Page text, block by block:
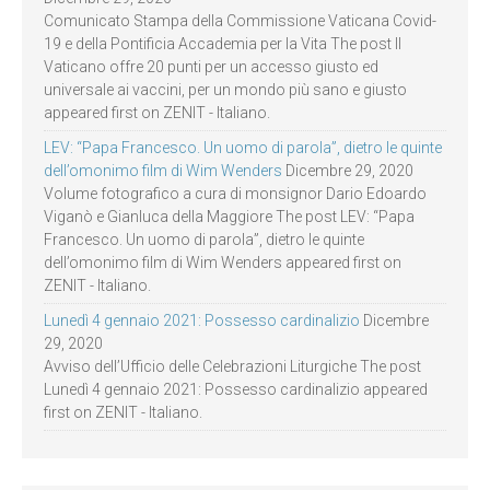
Comunicato Stampa della Commissione Vaticana Covid-
19 e della Pontificia Accademia per la Vita The post Il
Vaticano offre 20 punti per un accesso giusto ed
universale ai vaccini, per un mondo più sano e giusto
appeared first on ZENIT - Italiano.
LEV: “Papa Francesco. Un uomo di parola”, dietro le quinte
dell’omonimo film di Wim Wenders Dicembre 29, 2020
Volume fotografico a cura di monsignor Dario Edoardo
Viganò e Gianluca della Maggiore The post LEV: “Papa
Francesco. Un uomo di parola”, dietro le quinte
dell’omonimo film di Wim Wenders appeared first on
ZENIT - Italiano.
Lunedì 4 gennaio 2021: Possesso cardinalizio Dicembre
29, 2020
Avviso dell’Ufficio delle Celebrazioni Liturgiche The post
Lunedì 4 gennaio 2021: Possesso cardinalizio appeared
first on ZENIT - Italiano.